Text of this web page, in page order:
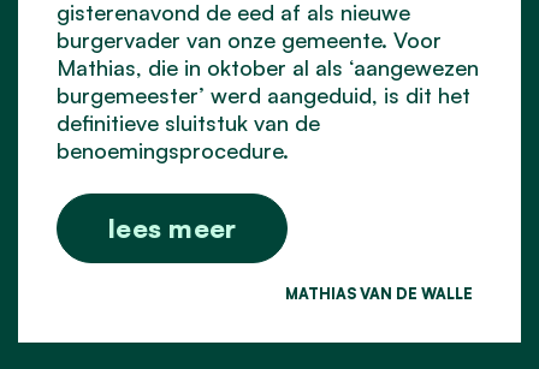
gisterenavond de eed af als nieuwe
burgervader van onze gemeente. Voor
Mathias, die in oktober al als ‘aangewezen
burgemeester’ werd aangeduid, is dit het
definitieve sluitstuk van de
benoemingsprocedure.
lees meer
MATHIAS VAN DE WALLE